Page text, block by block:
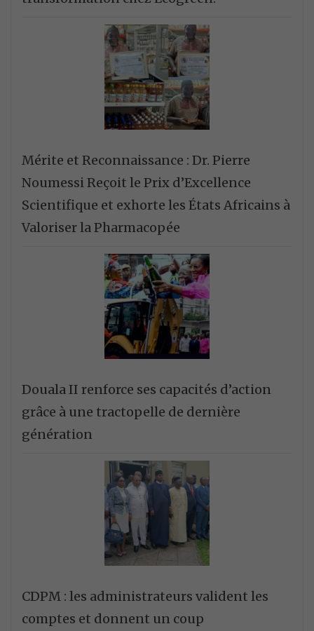
Mérite et Reconnaissance : Dr. Pierre
Noumessi Reçoit le Prix d’Excellence
Scientifique et exhorte les États Africains à
Valoriser la Pharmacopée
Douala II renforce ses capacités d’action
grâce à une tractopelle de dernière
génération
CDPM : les administrateurs valident les
comptes et donnent un coup